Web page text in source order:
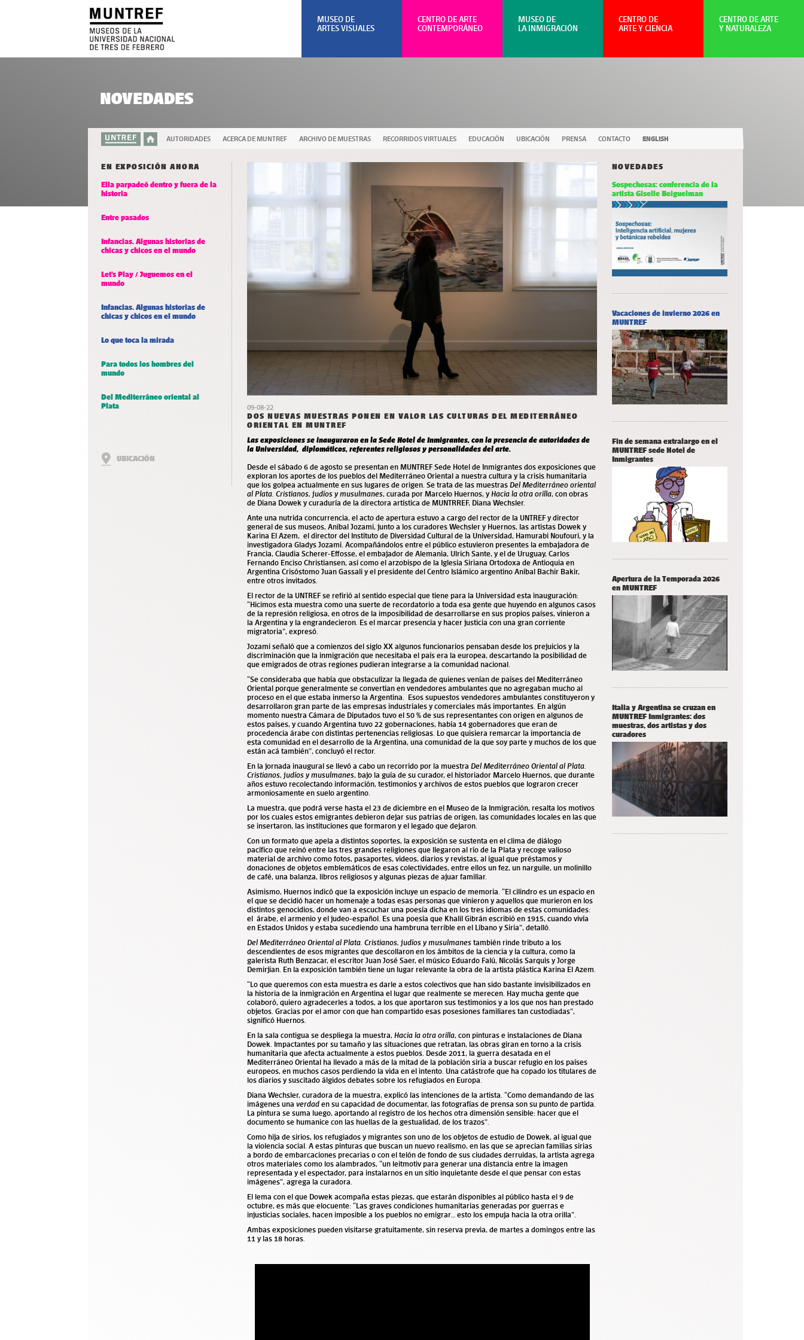
AUTORIDADES ACERCA DE MUNTREF ARCHIVO DE MUESTRAS RECORRIDOS VIRTUALES EDUCACIÓN UBICACIÓN PRENSA CONTACTO ENGLISH
NOVEDADES
EN EXPOSICIÓN AHORA
Ella parpadeó dentro y fuera de la
historia
Entre pasados
Infancias. Algunas historias de
chicas y chicos en el mundo
Let’s Play / Juguemos en el
mundo
Infancias. Algunas historias de
chicas y chicos en el mundo
Lo que toca la mirada
Para todos los hombres del
mundo
Del Mediterráneo oriental al
Plata
UBICACIÓN
09-08-22
DOS NUEVAS MUESTRAS PONEN EN VALOR LAS CULTURAS DEL MEDITERRÁNEO
ORIENTAL EN MUNTREF
Las exposiciones se inauguraron en la Sede Hotel de Inmigrantes, con la presencia de autoridades de
la Universidad, diplomáticos, referentes religiosos y personalidades del arte.
Desde el sábado 6 de agosto se presentan en MUNTREF Sede Hotel de Inmigrantes dos exposiciones que
exploran los aportes de los pueblos del Mediterráneo Oriental a nuestra cultura y la crisis humanitaria
que los golpea actualmente en sus lugares de origen. Se trata de las muestrasDel Mediterráneo oriental
al Plata. Cristianos, judíos y musulmanes, curada por Marcelo Huernos, yHacia la otra orilla, con obras
de Diana Dowek y curaduría de la directora artística de MUNTRREF, Diana Wechsler.
Ante una nutrida concurrencia, el acto de apertura estuvo a cargo del rector de la UNTREF y director
general de sus museos, Aníbal Jozami, junto a los curadores Wechsler y Huernos, las artistas Dowek y
Karina El Azem, el director del Instituto de Diversidad Cultural de la Universidad, Hamurabi Noufouri, y la
investigadora Gladys Jozami. Acompañándolos entre el público estuvieron presentes la embajadora de
Francia, Claudia Scherer-Effosse, el embajador de Alemania, Ulrich Sante, y el de Uruguay, Carlos
Fernando Enciso Christiansen, así como el arzobispo de la Iglesia Siriana Ortodoxa de Antioquia en
Argentina Crisóstomo Juan Gassali y el presidente del Centro Islámico argentino Aníbal Bachir Bakir,
entre otros invitados.
El rector de la UNTREF se refirió al sentido especial que tiene para la Universidad esta inauguración:
“Hicimos esta muestra como una suerte de recordatorio a toda esa gente que huyendo en algunos casos
de la represión religiosa, en otros de la imposibilidad de desarrollarse en sus propios países, vinieron a
la Argentina y la engrandecieron. Es el marcar presencia y hacer justicia con una gran corriente
migratoria”, expresó.
Jozami señaló que a comienzos del siglo XX algunos funcionarios pensaban desde los prejuicios y la
discriminación que la inmigración que necesitaba el país era la europea, descartando la posibilidad de
que emigrados de otras regiones pudieran integrarse a la comunidad nacional.
“Se consideraba que había que obstaculizar la llegada de quienes venían de países del Mediterráneo
Oriental porque generalmente se convertían en vendedores ambulantes que no agregaban mucho al
proceso en el que estaba inmerso la Argentina. Esos supuestos vendedores ambulantes constituyeron y
desarrollaron gran parte de las empresas industriales y comerciales más importantes. En algún
momento nuestra Cámara de Diputados tuvo el 50 % de sus representantes con origen en algunos de
estos países, y cuando Argentina tuvo 22 gobernaciones, había 14 gobernadores que eran de
procedencia árabe con distintas pertenencias religiosas. Lo que quisiera remarcar la importancia de
esta comunidad en el desarrollo de la Argentina, una comunidad de la que soy parte y muchos de los que
están acá también”, concluyó el rector.
En la jornada inaugural se llevó a cabo un recorrido por la muestraDel Mediterráneo Oriental al Plata.
Cristianos, judíos y musulmanes, bajo la guía de su curador, el historiador Marcelo Huernos, que durante
años estuvo recolectando información, testimonios y archivos de estos pueblos que lograron crecer
armoniosamente en suelo argentino.
La muestra, que podrá verse hasta el 23 de diciembre en el Museo de la Inmigración, resalta los motivos
por los cuales estos emigrantes debieron dejar sus patrias de origen, las comunidades locales en las que
se insertaron, las instituciones que formaron y el legado que dejaron.
Con un formato que apela a distintos soportes, la exposición se sustenta en elclima de diálogo
pacífico que reinó entre las tres grandes religiones que llegaron al río de la Plata yrecoge valioso
material de archivo como fotos, pasaportes, videos, diarios y revistas, al igual que préstamos y
donaciones de objetos emblemáticos de esas colectividades, entre ellos un fez, un narguile, un molinillo
de café, una balanza, libros religiosos y algunas piezas de ajuar familiar.
Asimismo, Huernos indicó que la exposición incluye un espacio de memoria. “El cilindro es un espacio en
el que se decidió hacer un homenaje a todas esas personas que vinieron y aquellos que murieron en los
distintos genocidios, donde van a escuchar una poesía dicha en los tres idiomas de estas comunidades:
el árabe, el armenio y el judeo-español. Es una poesía que Khalil Gibrán escribió en 1915, cuando vivía
en Estados Unidos y estaba sucediendo una hambruna terrible en el Líbano y Siria”, detalló.
Del Mediterráneo Oriental al Plata. Cristianos, judíos y musulmanes también rinde tributo a los
descendientes de esos migrantes que descollaron en los ámbitos de la ciencia y la cultura, como la
galerista Ruth Benzacar, el escritor Juan José Saer, el músico Eduardo Falú, Nicolás Sarquís y Jorge
Demirjian. En la exposición también tiene un lugar relevante la obra de la artista plástica Karina El Azem.
“Lo que queremos con esta muestra es darle a estos colectivos que han sido bastante invisibilizados en
la historia de la inmigración en Argentina el lugar que realmente se merecen. Hay mucha gente que
colaboró, quiero agradecerles a todos, a los que aportaron sus testimonios y a los que nos han prestado
objetos. Gracias por el amor con que han compartido esas posesiones familiares tan custodiadas”,
significó Huernos.
En la sala contigua se despliega la muestra,Hacia la otra orilla, con pinturas e instalaciones de Diana
Dowek. Impactantes por su tamaño y las situaciones que retratan, las obras giran en torno a la crisis
humanitaria que afecta actualmente a estos pueblos. Desde 2011, la guerra desatada en el
Mediterráneo Oriental ha llevado a más de la mitad de la población siria a buscar refugio en los países
europeos, en muchos casos perdiendo la vida en el intento. Una catástrofe que ha copado los titulares de
los diarios y suscitado álgidos debates sobre los refugiados en Europa.
Diana Wechsler, curadora de la muestra, explicó las intenciones de la artista. “Como demandando de las
imágenes unaverdaden su capacidad de documentar, las fotografías de prensa son su punto de partida.
La pintura se suma luego, aportando al registro de los hechos otra dimensión sensible: hacer que el
documento se humanice con las huellas de la gestualidad, de los trazos”.
Como hija de sirios, los refugiados y migrantes son uno de los objetos de estudio de Dowek, al igual que
la violencia social. A estas pinturas que buscan un nuevo realismo, en las que se aprecian familias sirias
a bordo de embarcaciones precarias o con el telón de fondo de sus ciudades derruidas, la artista agrega
otros materiales como los alambrados, “un leitmotiv para generar una distancia entre la imagen
representada y el espectador, para instalarnos en un sitio inquietante desde el que pensar con estas
imágenes”, agrega la curadora.
El lema con el que Dowek acompaña estas piezas, que estarán disponibles al público hasta el 9 de
octubre, es más que elocuente: “Las graves condiciones humanitarias generadas por guerras e
injusticias sociales, hacen imposible a los pueblos no emigrar… esto los empuja hacia la otra orilla”.
Ambas exposiciones pueden visitarse gratuitamente, sin reserva previa, de martes a domingos entre las
11 y las 18 horas.
NOVEDADES
Sospechosas: conferencia de la
artista Giselle Beiguelman
Vacaciones de invierno 2026 en
MUNTREF
Fin de semana extralargo en el
MUNTREF sede Hotel de
Inmigrantes
Apertura de la Temporada 2026
en MUNTREF
Italia y Argentina se cruzan en
MUNTREF Inmigrantes: dos
muestras, dos artistas y dos
curadores
CENTRO DE ARTE
Y NATURALEZA
CENTRO DE
ARTE Y CIENCIA
MUSEO DE
LA INMIGRACIÓN
CENTRO DE ARTE
CONTEMPORÁNEO
MUSEO DE
ARTES VISUALES